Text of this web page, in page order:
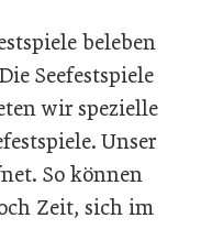
beleben
Seefestspiele
wir spezielle
Unser
So können
Zeit, sich im